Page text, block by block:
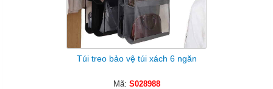
Túi treo bảo vệ túi xách 6 ngăn
Mã: S028988